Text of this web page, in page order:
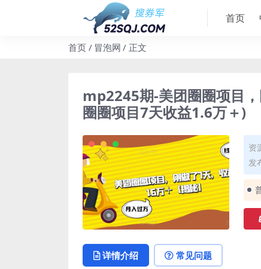
首页
首页 冒泡网 正文
mp2245期-美团圈圈项目
圈圈项目7天收益1.6万＋)
资
发
详情介绍 常见问题